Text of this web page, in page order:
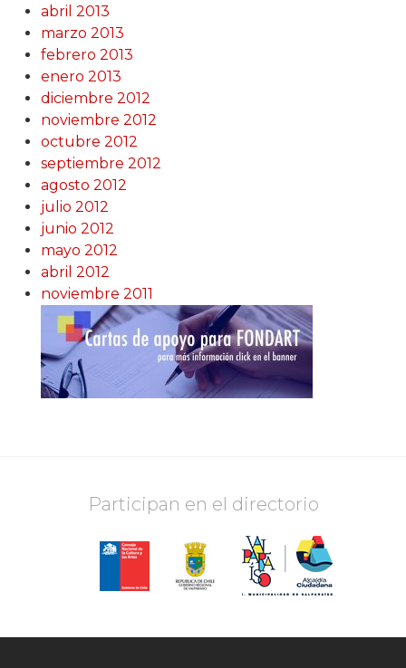
abril 2013
marzo 2013
febrero 2013
enero 2013
diciembre 2012
noviembre 2012
octubre 2012
septiembre 2012
agosto 2012
julio 2012
junio 2012
mayo 2012
abril 2012
noviembre 2011
Participan en el directorio